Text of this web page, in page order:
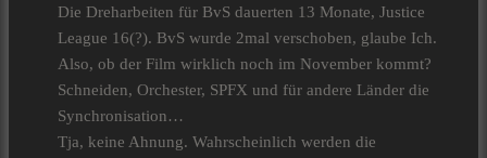
Die Dreharbeiten für BvS dauerten 13 Monate, Justice
League 16(?). BvS wurde 2mal verschoben, glaube Ich.
Also, ob der Film wirklich noch im November kommt?
Schneiden, Orchester, SPFX und für andere Länder die
Synchronisation…
Tja, keine Ahnung. Wahrscheinlich werden die